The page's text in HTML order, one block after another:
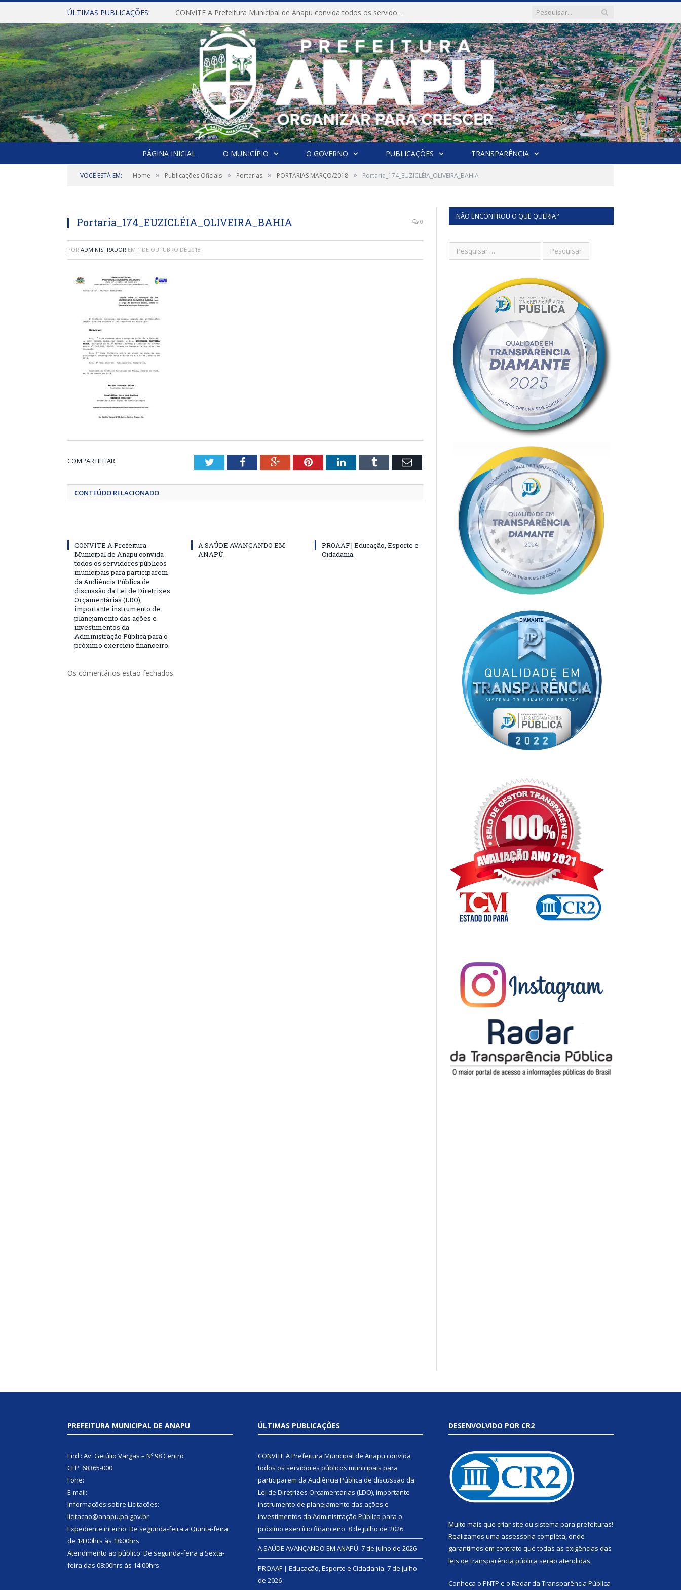
ÚLTIMAS PUBLICAÇÕES: CONVITE A Prefeitura Municipal de Anapu convida todos os servidores públicos municipais para participarem da Audiência Pública de discussão da Lei de Diretrizes Orçamentárias (LDO), importante instrumento de planejamento das ações e investimentos da Administração Pública para o próximo exercício financeiro.
PÁGINA INICIAL O MUNICÍPIO O GOVERNO PUBLICAÇÕES TRANSPARÊNCIA
VOCÊ ESTÁ EM: Home » Publicações Oficiais » Portarias » PORTARIAS MARÇO/2018 » Portaria_174_EUZICLÉIA_OLIVEIRA_BAHIA
Portaria_174_EUZICLÉIA_OLIVEIRA_BAHIA 0
POR ADMINISTRADOR EM 1 DE OUTUBRO DE 2018
COMPARTILHAR: TwitterFacebookGoogle+PinterestLinkedInTumblr Email
CONTEÚDO RELACIONADO
CONVITE A Prefeitura
Municipal de Anapu convida
todos os servidores públicos
municipais para participarem
da Audiência Pública de
discussão da Lei de Diretrizes
Orçamentárias (LDO),
importante instrumento de
planejamento das ações e
investimentos da
Administração Pública para o
próximo exercício financeiro.
A SAÚDE AVANÇANDO EM
ANAPÚ.
PROAAF | Educação, Esporte e
Cidadania.
Os comentários estão fechados.
NÃO ENCONTROU O QUE QUERIA?
PREFEITURA MUNICIPAL DE ANAPU
End.: Av. Getúlio Vargas – Nº 98 Centro
CEP: 68365-000
Fone:
E-mail:
Informações sobre Licitações:
licitacao@anapu.pa.gov.br
Expediente interno: De segunda-feira a Quinta-feira
de 14:00hrs às 18:00hrs
Atendimento ao público: De segunda-feira a Sexta-
feira das 08:00hrs às 14:00hrs
ÚLTIMAS PUBLICAÇÕES
CONVITE A Prefeitura Municipal de Anapu convida
todos os servidores públicos municipais para
participarem da Audiência Pública de discussão da
Lei de Diretrizes Orçamentárias (LDO), importante
instrumento de planejamento das ações e
investimentos da Administração Pública para o
próximo exercício financeiro. 8 de julho de 2026
A SAÚDE AVANÇANDO EM ANAPÚ. 7 de julho de 2026
PROAAF | Educação, Esporte e Cidadania. 7 de julho
de 2026
DESENVOLVIDO POR CR2
Muito mais que criar site ou sistema para prefeituras!
Realizamos uma assessoria completa, onde
garantimos em contrato que todas as exigências das
leis de transparência pública serão atendidas.
Conheça o PNTP e o Radar da Transparência Pública